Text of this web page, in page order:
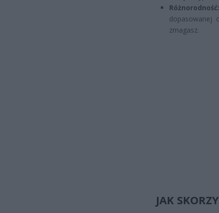
Różnorodność:
dopasowanej
zmagasz.
JAK